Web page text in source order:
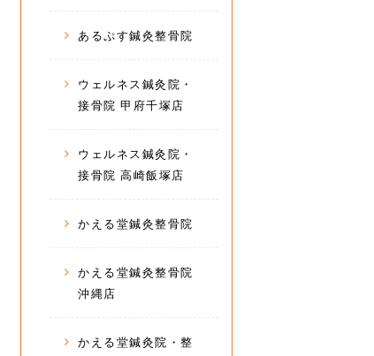
あるぷす鍼灸整骨院
ウェルネス鍼灸院・
接骨院 甲府千塚店
ウェルネス鍼灸院・
接骨院 高崎飯塚店
かえる堂鍼灸整骨院
かえる堂鍼灸整骨院
沖縄店
かえる堂鍼灸院・整